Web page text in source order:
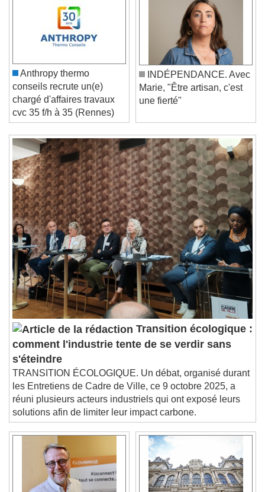
Play Video
Play
Skip Backward
Skip Forward
Unmute
/
Duration-:-
Loaded: 0%
Stream TypeLIVE
Seek to live, currently behind live
Remaining Time-0:00
1x
Playback Rate
Chapters
Chapters
Descriptions
descriptions off, selected
Subtitles
subtitles settings, opens subtitles
settings dialog
subtitles off, selected
Audio Track
Picture-in-Picture
Fullscreen
This is a modal window.
Beginning of dialog window. Escape will cancel
and close the window.
Text
Color Opacity
Text Background
Color
Caption Area Background
Anthropy thermo
conseils recrute un(e)
chargé d'affaires travaux
cvc 35 f/h à 35 (Rennes)
INDÉPENDANCE. Avec
Marie, "Être artisan, c'est
Transition écologique :
comment l'industrie tente de se verdir sans
s'éteindre
TRANSITION ÉCOLOGIQUE. Un débat, organisé durant
les Entretiens de Cadre de Ville, ce 9 octobre 2025, a
réuni plusieurs acteurs industriels qui ont exposé leurs
solutions afin de limiter leur impact carbone.